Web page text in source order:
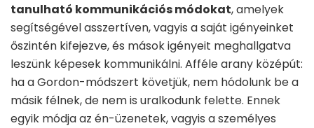
tanulható kommunikációs módokat, amelyek
segítségével asszertíven, vagyis a saját igényeinket
őszintén kifejezve, és mások igényeit meghallgatva
leszünk képesek kommunikálni. Afféle arany középút:
ha a Gordon-módszert követjük, nem hódolunk be a
másik félnek, de nem is uralkodunk felette. Ennek
egyik módja az én-üzenetek, vagyis a személyes